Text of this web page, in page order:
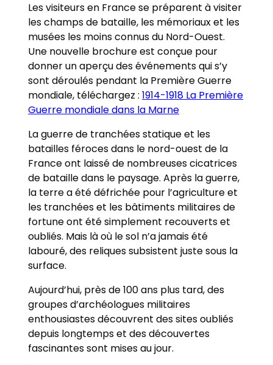
Les visiteurs en France se préparent à visiter
les champs de bataille, les mémoriaux et les
musées les moins connus du Nord-Ouest.
Une nouvelle brochure est conçue pour
donner un aperçu des événements qui s’y
sont déroulés pendant la Première Guerre
mondiale, téléchargez :1914-1918 La Première
Guerre mondiale dans la Marne
La guerre de tranchées statique et les
batailles féroces dans le nord-ouest de la
France ont laissé de nombreuses cicatrices
de bataille dans le paysage. Après la guerre,
la terre a été défrichée pour l’agriculture et
les tranchées et les bâtiments militaires de
fortune ont été simplement recouverts et
oubliés. Mais là où le sol n’a jamais été
labouré, des reliques subsistent juste sous la
surface.
Aujourd’hui, près de 100 ans plus tard, des
groupes d’archéologues militaires
enthousiastes découvrent des sites oubliés
depuis longtemps et des découvertes
fascinantes sont mises au jour.